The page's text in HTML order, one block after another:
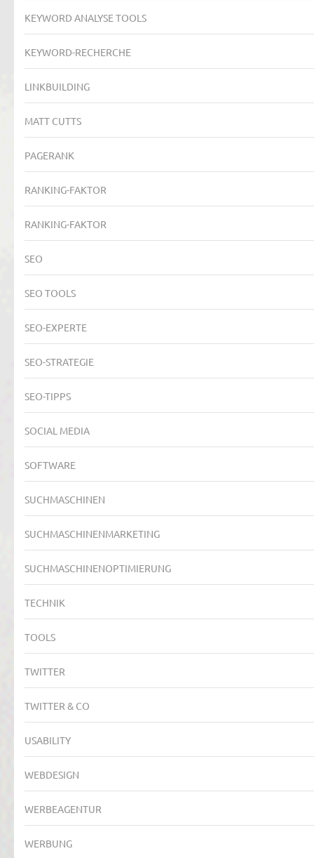
KEYWORD ANALYSE TOOLS
KEYWORD-RECHERCHE
LINKBUILDING
MATT CUTTS
PAGERANK
RANKING-FAKTOR
RANKING-FAKTOR
SEO
SEO TOOLS
SEO-EXPERTE
SEO-STRATEGIE
SEO-TIPPS
SOCIAL MEDIA
SOFTWARE
SUCHMASCHINEN
SUCHMASCHINENMARKETING
SUCHMASCHINENOPTIMIERUNG
TECHNIK
TOOLS
TWITTER
TWITTER & CO
USABILITY
WEBDESIGN
WERBEAGENTUR
WERBUNG